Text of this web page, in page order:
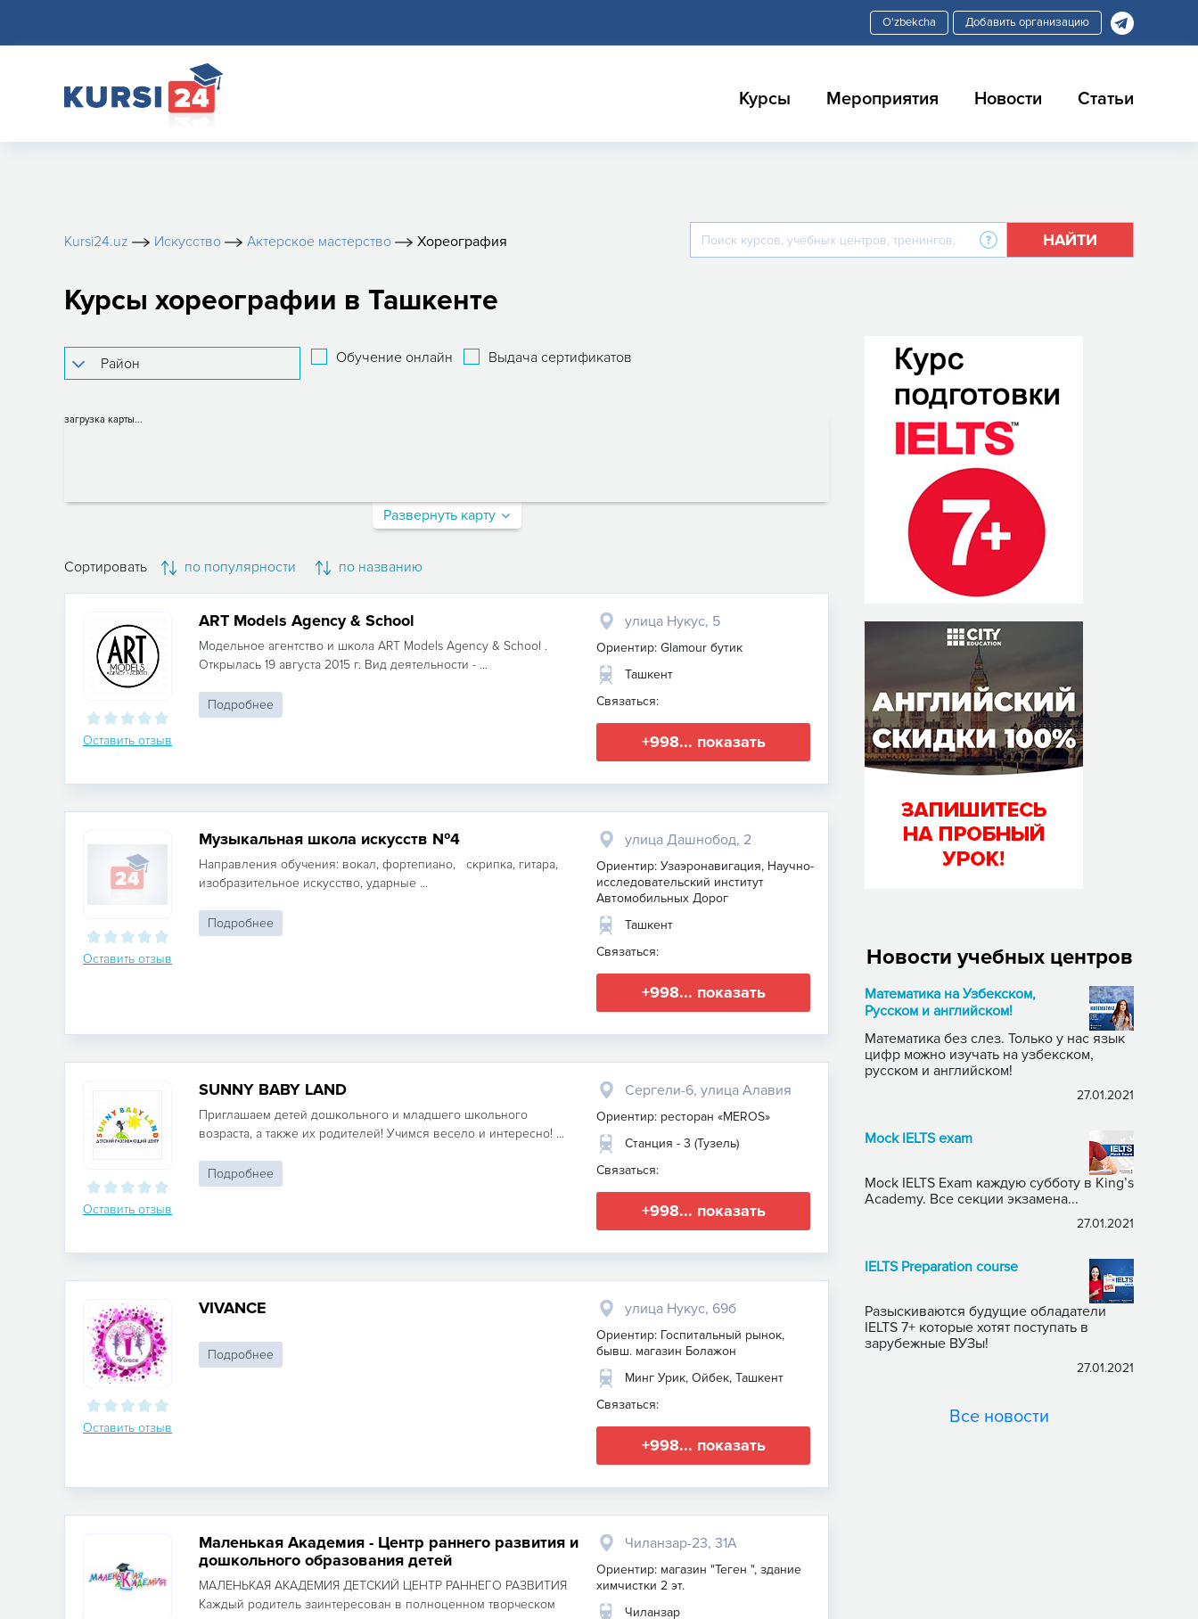
Добавить организацию
Курсы Мероприятия Новости Статьи
Kursi24.uz Искусство Актерское мастерство Хореография НАЙТИ
Курсы хореографии в Ташкенте
Обучение онлайн Выдача сертификатов
загрузка карты...
Развернуть карту
Сортировать по популярности по названию
Оставить отзыв
ART Models Agency & School
Модельное агентство и школа ART Models Agency & School .
Открылась 19 августа 2015 г. Вид деятельности - ...
Подробнее
улица Нукус, 5
Ориентир: Glamour бутик
Ташкент
Связаться:
+998... показать
Оставить отзыв
Музыкальная школа искусств №4
Направления обучения: вокал, фортепиано, скрипка, гитара,
изобразительное искусство, ударные ...
Подробнее
улица Дашнобод, 2
Ориентир: Узаэронавигация, Научно-
исследовательский институт
Автомобильных Дорог
Ташкент
Связаться:
+998... показать
Оставить отзыв
SUNNY BABY LAND
Приглашаем детей дошкольного и младшего школьного
возраста, а также их родителей! Учимся весело и интересно! ...
Подробнее
Сергели-6, улица Алавия
Ориентир: ресторан «MEROS»
Станция - 3 (Тузель)
Связаться:
+998... показать
Оставить отзыв
VIVANCE
Подробнее
улица Нукус, 69б
Ориентир: Госпитальный рынок,
бывш. магазин Болажон
Минг Урик, Ойбек, Ташкент
Связаться:
+998... показать
Маленькая Академия - Центр раннего развития и
дошкольного образования детей
МАЛЕНЬКАЯ АКАДЕМИЯ ДЕТСКИЙ ЦЕНТР РАННЕГО РАЗВИТИЯ
Каждый родитель заинтересован в полноценном творческом
Чиланзар-23, 31А
Ориентир: магазин "Теген ", здание
химчистки 2 эт.
Чиланзар
Новости учебных центров
Математика на Узбекском,
Русском и английском!
Математика без слез. Только у нас язык
цифр можно изучать на узбекском,
русском и английском!
27.01.2021
Mock IELTS exam
Mock IELTS Exam каждую субботу в King’s
Academy. Все секции экзамена...
27.01.2021
IELTS Preparation course
Разыскиваются будущие обладатели
IELTS 7+ которые хотят поступать в
зарубежные ВУЗы!
27.01.2021
Все новости